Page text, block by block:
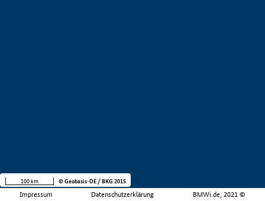
Impressum Datenschutzerklärung BMWi.de, 2021 ©
100 km © Geobasis-DE / BKG 2015